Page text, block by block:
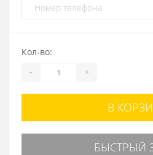
Кол-во:
- +
В
БЫСТРЫЙ